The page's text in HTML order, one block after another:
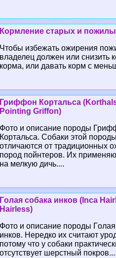
Кормление старых и
Чтобы избежать ожирения
владелец должен или снизить
корма, или давать корм с
Гриффон Кортальса
Pointing Griffon)
Фото и описание породы
Кортальса. Собаки этой
отличаются от традиционных
пород пойнтеров. Их
на мелкую дичь....
Гoлая собака инков (Inca
Hairless)
Фото и описание породы Гoлая
инков. Нередко их считают
потому что у собаки
отсутствует шерстный покров....